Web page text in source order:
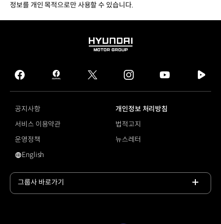
정보를 개인 목적으로만 사용할 수 있습니다.
HYUNDAI
GROUP
facebook
hmg
journal
twitter instagram
tv
공지사항
개인정보 처리방침
서비스 이용약관
법적고지
운영정책
뉴스레터
영문 사이트로 이동
English
그룹사 바로가기